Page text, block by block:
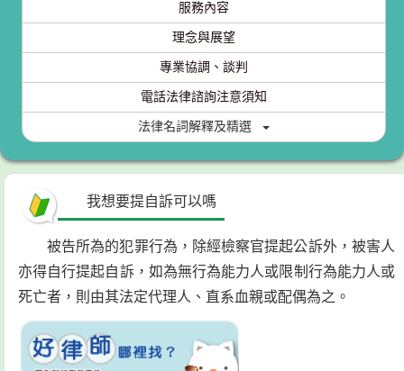
服務內容
理念與展望
專業協調、談判
電話法律諮詢注意須知
法律名詞解釋及精選
我想要提自訴可以嗎
被告所為的犯罪行為，除經檢察官提起公訴外，被害人
亦得自行提起自訴，如為無行為能力人或限制行為能力人或
死亡者，則由其法定代理人、直系血親或配偶為之。